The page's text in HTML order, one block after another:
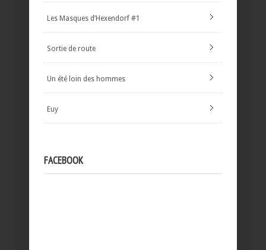
Les Masques d’Hexendorf #1
Sortie de route
Un été loin des hommes
Euy
FACEBOOK